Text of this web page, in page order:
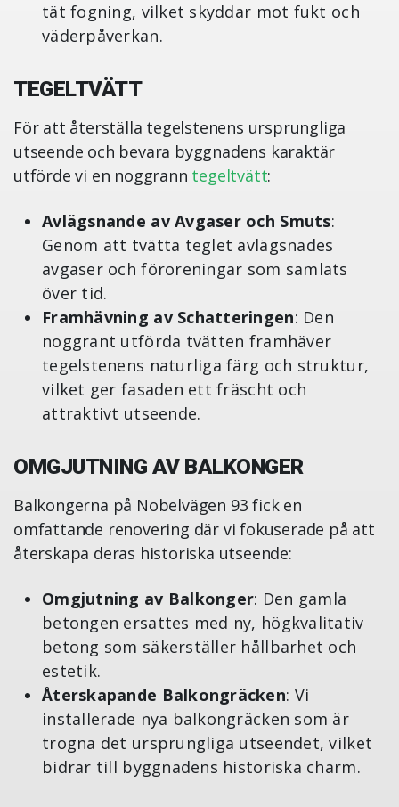
tät fogning, vilket skyddar mot fukt och
väderpåverkan.
TEGELTVÄTT
För att återställa tegelstenens ursprungliga
utseende och bevara byggnadens karaktär
utförde vi en noggrann tegeltvätt:
Avlägsnande av Avgaser och Smuts:
Genom att tvätta teglet avlägsnades
avgaser och föroreningar som samlats
över tid.
Framhävning av Schatteringen: Den
noggrant utförda tvätten framhäver
tegelstenens naturliga färg och struktur,
vilket ger fasaden ett fräscht och
attraktivt utseende.
OMGJUTNING AV BALKONGER
Balkongerna på Nobelvägen 93 fick en
omfattande renovering där vi fokuserade på att
återskapa deras historiska utseende:
Omgjutning av Balkonger: Den gamla
betongen ersattes med ny, högkvalitativ
betong som säkerställer hållbarhet och
estetik.
Återskapande Balkongräcken: Vi
installerade nya balkongräcken som är
trogna det ursprungliga utseendet, vilket
bidrar till byggnadens historiska charm.